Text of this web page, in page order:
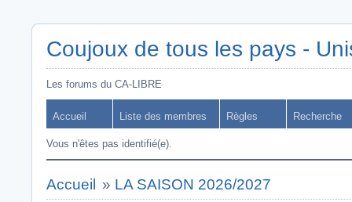
Coujoux de tous les pays -
Les forums du CA-LIBRE
Accueil Liste des membres Règles Recherche
Vous n'êtes pas identifié(e).
Accueil » LA SAISON 2026/2027